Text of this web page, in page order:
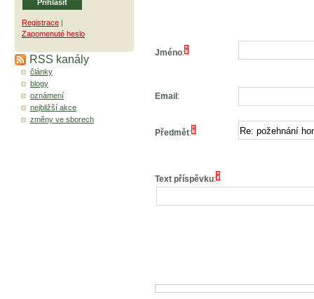
Registrace |
Zapomenuté heslo
RSS kanály
články
blogy
oznámení
nejbližší akce
změny ve sborech
Jméno:*
Email :
Předmět:*
Text příspěvku:*